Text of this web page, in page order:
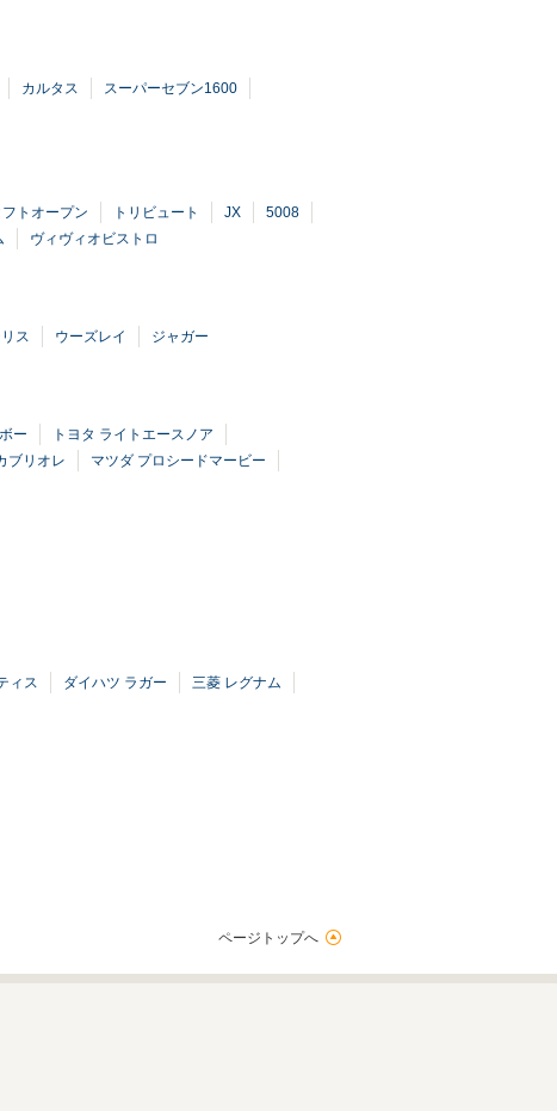
カルタス
スーパーセブン1600
フトオープン トリビュート JX
5008
ヴィヴィオビストロ
ス ウーズレイ ジャガー
ー
トヨタ ライトエースノア
ブリオレ
マツダ プロシードマービー
ィス ダイハツ ラガー
三菱 レグナム
ページトップへ